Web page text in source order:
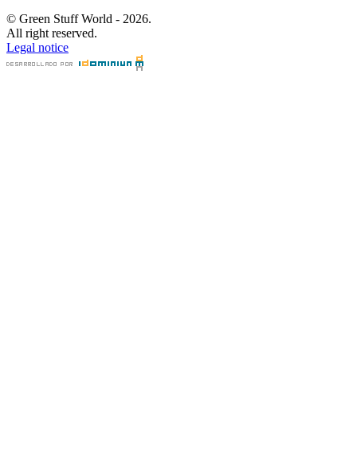
© Green Stuff World - 2026.
All right reserved.
Legal notice